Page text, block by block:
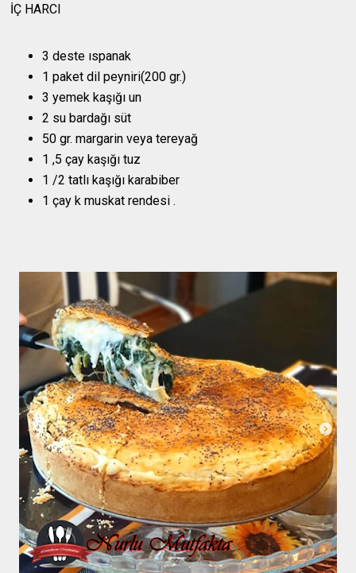
İÇ HARCI
3 deste ıspanak
1 paket dil peyniri(200 gr.)
3 yemek kaşığı un
2 su bardağı süt
50 gr. margarin veya tereyağ
1 ,5 çay kaşığı tuz
1 /2 tatlı kaşığı karabiber
1 çay k muskat rendesi .